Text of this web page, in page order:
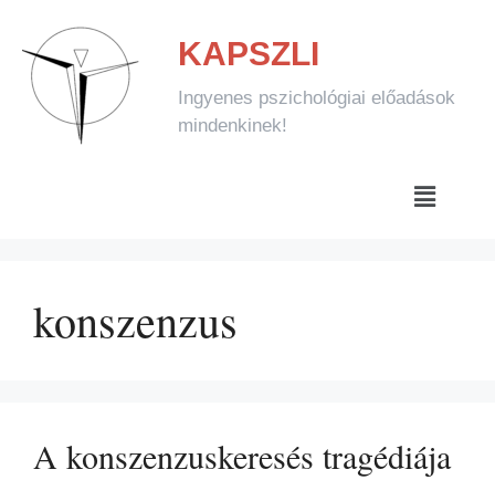
KAPSZLI
Ingyenes pszichológiai előadások
mindenkinek!
konszenzus
A konszenzuskeresés tragédiája